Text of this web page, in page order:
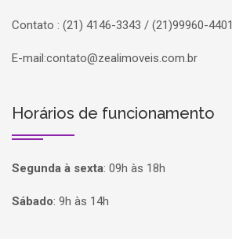
Contato : (21) 4146-3343 / (21)99960-4401
E-mail:contato@zealimoveis.com.br
Horários de funcionamento
Segunda à sexta: 09h às 18h
Sábado: 9h às 14h